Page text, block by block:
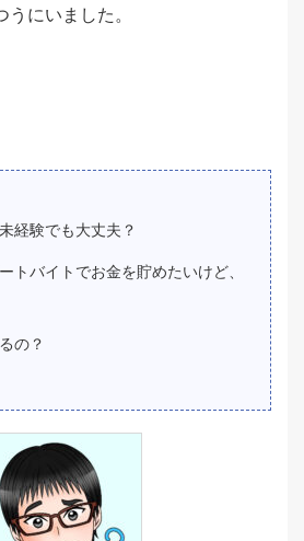
うにいました。
経験でも大丈夫？
トバイトでお金を貯めたいけど、
の？